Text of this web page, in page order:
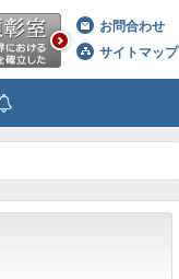
お問合わせ
サイトマップ